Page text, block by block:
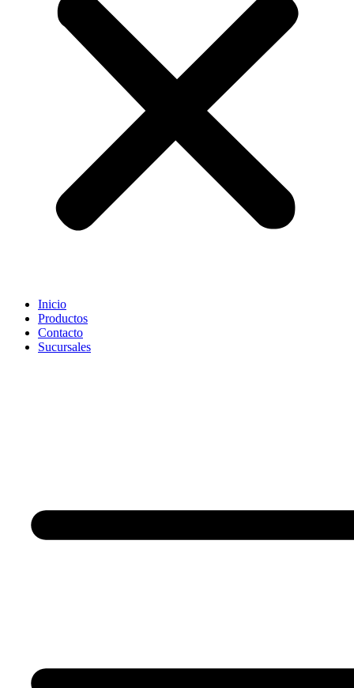
Inicio
Productos
Contacto
Sucursales